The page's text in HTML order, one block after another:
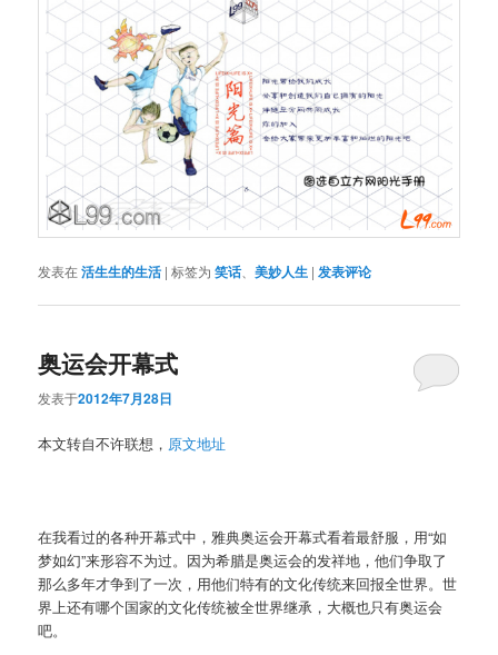
发表在活生生的生活 |标签为 笑话、美妙人生 | 发表评论
奥运会开幕式
发表于2012年7月28日
本文转自不许联想， 原文地址
在我看过的各种开幕式中，雅典奥运会开幕式看着最舒服，用“如
梦如幻”来形容不为过。因为希腊是奥运会的发祥地，他们争取了
那么多年才争到了一次，用他们特有的文化传统来回报全世界。世
界上还有哪个国家的文化传统被全世界继承，大概也只有奥运会
吧。